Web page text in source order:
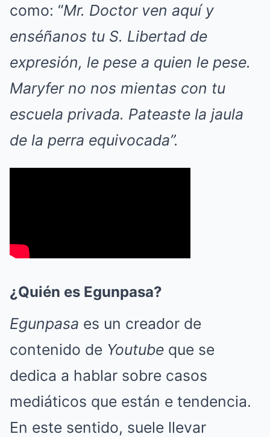
como: “Mr. Doctor ven aquí y
enséñanos tu S. Libertad de
expresión, le pese a quien le pese.
Maryfer no nos mientas con tu
escuela privada. Pateaste la jaula
de la perra equivocada”.
¿Quién es Egunpasa?
Egunpasa es un creador de
contenido de Youtube que se
dedica a hablar sobre casos
mediáticos que están e tendencia.
En este sentido, suele llevar